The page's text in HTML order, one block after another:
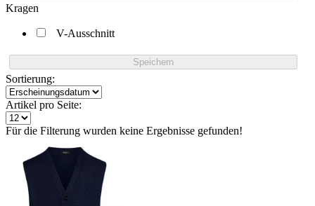
Kragen
V-Ausschnitt
Speichern
Sortierung:
Artikel pro Seite:
Für die Filterung wurden keine Ergebnisse gefunden!